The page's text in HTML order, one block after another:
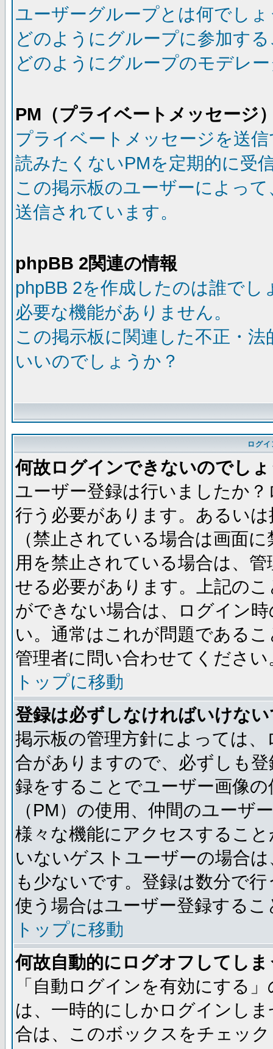
ユーザーグループとは何でし
どのようにグループに参加す
どのようにグループのモデレ
PM（プライベートメッセージ
プライベートメッセージを送
読みたくないPMを定期的に受
この掲示板のユーザーによっ
送信されています。
phpBB 2関連の情報
phpBB 2を作成したのは誰でし
必要な機能がありません。
この掲示板に関連した不正・
いいのでしょうか？
ログ
何故ログインできないのでし
ユーザー登録は行いましたか
行う必要があります。あるい
（禁止されている場合は画面
用を禁止されている場合は、
せる必要があります。上記の
ができない場合は、ログイン
い。通常はこれが問題である
管理者に問い合わせてください
トップに移動
登録は必ずしなければいけな
掲示板の管理方針によっては
合がありますので、必ずしも
録をすることでユーザー画像
（PM）の使用、仲間のユーザ
様々な機能にアクセスするこ
いないゲストユーザーの場合
も少ないです。登録は数分で
使う場合はユーザー登録する
トップに移動
何故自動的にログオフしてし
「自動ログインを有効にする
は、一時的にしかログインし
合は、このボックスをチェッ